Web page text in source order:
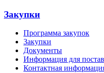
Закупки
Программа закупок
Закупки
Документы
Информация для
Контактная